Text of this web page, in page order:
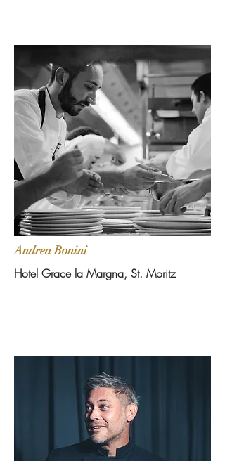
Andrea Bonini
Hotel Grace la Margna, St. Moritz